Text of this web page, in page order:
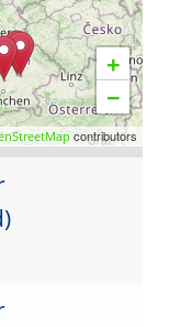
+
−
contributors